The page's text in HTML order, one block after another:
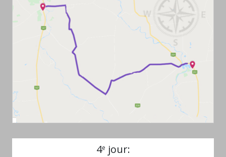
4e jour: